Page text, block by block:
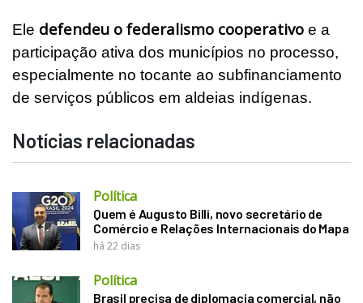
Ele defendeu o federalismo cooperativo e a
participação ativa dos municípios no processo,
especialmente no tocante ao subfinanciamento
de serviços públicos em aldeias indígenas.
Notícias relacionadas
Política
Quem é Augusto Billi, novo secretário de
Comércio e Relações Internacionais do Mapa
há 22 dias
Política
Brasil precisa de diplomacia comercial, não